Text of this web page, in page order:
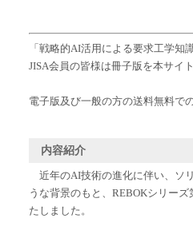
「戦略的AI活用による要求工学知
JISA会員の皆様は冊子版を本サイ
電子版及び一般の方の送料無料で
内容紹介
近年のAI技術の進化に伴い、ソ
うな背景のもと、REBOKシリー
たしました。